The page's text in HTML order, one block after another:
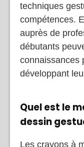
techniques
compétences.
auprès de
débutants
connaissances
développant
Quel est le
dessin
Les crayons à